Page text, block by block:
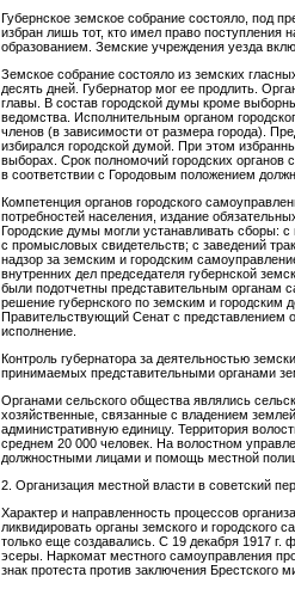
Губернское земское собрание состояло, под
избран лишь тот, кто имел право
образованием. Земские учреждения уезда
Земское собрание состояло из земских
десять дней. Гу­бернатор мог ее продлить.
главы. В состав городской думы кроме
ведомства. Исполни­тельным органом
членов (в зависимости от размера города).
избирался городской думой. При этом
выборах. Срок полномочий городских органов
в соответствии с Городовым положением
Компетенция органов городского
потребностей населения, издание
Городские думы могли устанавливать сборы:
с промысловых свидетельств; с заведений
надзор за земским и городским
внутренних дел председателя губерн­ской
были подотчетны представитель­ным органам
ре­шение губернского по земским и городским
Правительствующий Сенат с представлением
исполнение.
Контроль губернатора за деятельностью
принимаемых представительными органами
Органами сельского общества являлись
хозяйственные, связанные с владением
административную единицу. Территория
сред­нем 20 000 человек. На волостном
долж­ностными лицами и помощь местной
2. Организация местной власти в советский
Характер и направленность процессов
ликвидировать органы земского и
только еще создавались. С 19 декабря 1917 г.
эсеры. Наркомат местного самоуправления
знак протеста против заклю­чения Брестского